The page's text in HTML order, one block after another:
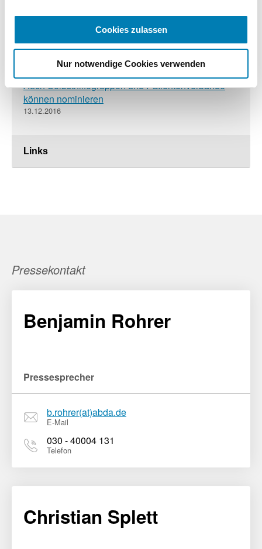
Cookies zulassen
Nur notwendige Cookies verwenden
Links
Unterschriftenaktion in Apotheken beginnt
Deutscher Apotheken-Award 2017 ausgeschrieben:
Auch Selbsthilfegruppen und Patientenverbände
können nominieren
13.12.2016
Pressekontakt
Benjamin Rohrer
Pressesprecher
b.rohrer(at)abda.de
E-Mail
030 - 40004 131
Telefon
Christian Splett